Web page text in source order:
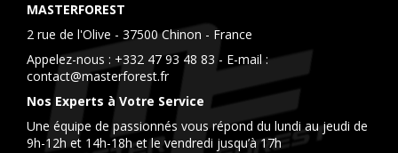
MASTERFOREST
2 rue de l'Olive - 37500 Chinon - France
Appelez-nous : +332 47 93 48 83 - E-mail :
contact@masterforest.fr
Nos Experts à Votre Service
Une équipe de passionnés vous répond du lundi au jeudi de
9h-12h et 14h-18h et le vendredi jusqu’à 17h